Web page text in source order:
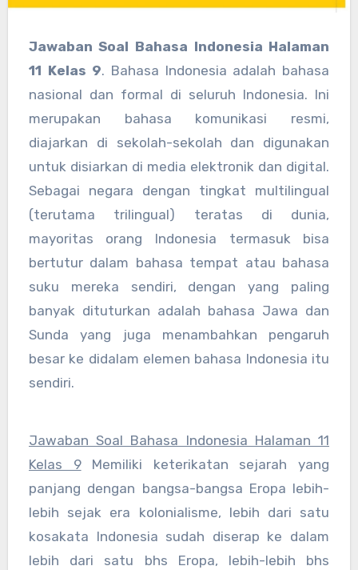
Jawaban Soal Bahasa Indonesia Halaman
11 Kelas 9. Bahasa Indonesia adalah bahasa
nasional dan formal di seluruh Indonesia. Ini
merupakan bahasa komunikasi resmi,
diajarkan di sekolah-sekolah dan digunakan
untuk disiarkan di media elektronik dan digital.
Sebagai negara dengan tingkat multilingual
(terutama trilingual) teratas di dunia,
mayoritas orang Indonesia termasuk bisa
bertutur dalam bahasa tempat atau bahasa
suku mereka sendiri, dengan yang paling
banyak dituturkan adalah bahasa Jawa dan
Sunda yang juga menambahkan pengaruh
besar ke didalam elemen bahasa Indonesia itu
sendiri.
Jawaban Soal Bahasa Indonesia Halaman 11
Kelas 9Memiliki keterikatan sejarah yang
panjang dengan bangsa-bangsa Eropa lebih-
lebih sejak era kolonialisme, lebih dari satu
kosakata Indonesia sudah diserap ke dalam
lebih dari satu bhs Eropa, lebih-lebih bhs